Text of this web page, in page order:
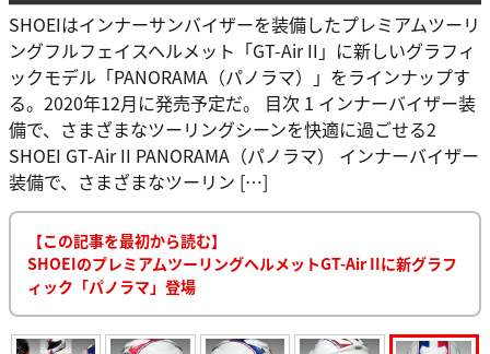
SHOEIはインナーサンバイザーを装備したプレミアムツーリ
ングフルフェイスヘルメット「GT-Air II」に新しいグラフィ
ックモデル「PANORAMA（パノラマ）」をラインナップす
る。2020年12月に発売予定だ。 目次 1 インナーバイザー装
備で、さまざまなツーリングシーンを快適に過ごせる2
SHOEI GT-Air II PANORAMA（パノラマ） インナーバイザー
装備で、さまざまなツーリン […]
【この記事を最初から読む】
SHOEIのプレミアムツーリングヘルメットGT-Air IIに新グラフ
ィック「パノラマ」登場